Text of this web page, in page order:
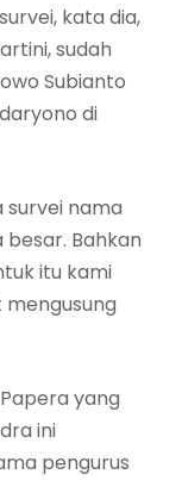
kata dia,
sudah
Subianto
di
nama
besar. Bahkan
itu kami
yang
ini
pengurus